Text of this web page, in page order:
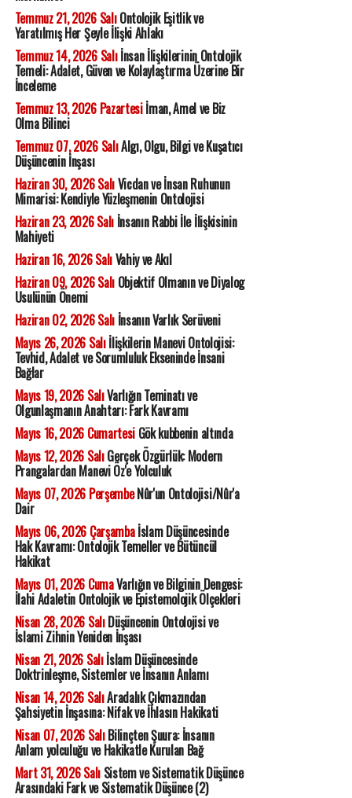
Temmuz 21, 2026 SalıOntolojik Eşitlik ve
Yaratılmış Her Şeyle İlişki Ahlakı
Temmuz 14, 2026 Salıİnsan İlişkilerinin Ontolojik
Temeli: Adalet, Güven ve Kolaylaştırma Üzerine Bir
İnceleme
Temmuz 13, 2026 Pazartesiİman, Amel ve Biz
Olma Bilinci
Temmuz 07, 2026 SalıAlgı, Olgu, Bilgi ve Kuşatıcı
Düşüncenin İnşası
Haziran 30, 2026 SalıVicdan ve İnsan Ruhunun
Mimarisi: Kendiyle Yüzleşmenin Ontolojisi
Haziran 23, 2026 Salıİnsanın Rabbi İle İlişkisinin
Mahiyeti
Haziran 16, 2026 SalıVahiy ve Akıl
Haziran 09, 2026 SalıObjektif Olmanın ve Diyalog
Usulünün Önemi
Haziran 02, 2026 Salıİnsanın Varlık Serüveni
Mayıs 26, 2026 Salıİlişkilerin Manevi Ontolojisi:
Tevhid, Adalet ve Sorumluluk Ekseninde İnsani
Bağlar
Mayıs 19, 2026 SalıVarlığın Teminatı ve
Olgunlaşmanın Anahtarı: Fark Kavramı
Mayıs 16, 2026 CumartesiGök kubbenin altında
Mayıs 12, 2026 SalıGerçek Özgürlük: Modern
Prangalardan Manevi Öz'e Yolculuk
Mayıs 07, 2026 PerşembeNûr'un Ontolojisi/Nûr'a
Dair
Mayıs 06, 2026 Çarşambaİslam Düşüncesinde
Hak Kavramı: Ontolojik Temeller ve Bütüncül
Hakikat
Mayıs 01, 2026 CumaVarlığın ve Bilginin Dengesi:
İlahi Adaletin Ontolojik ve Epistemolojik Ölçekleri
Nisan 28, 2026 SalıDüşüncenin Ontolojisi ve
İslami Zihnin Yeniden İnşası
Nisan 21, 2026 Salıİslam Düşüncesinde
Doktrinleşme, Sistemler ve İnsanın Anlamı
Nisan 14, 2026 SalıAradalık Çıkmazından
Şahsiyetin İnşasına: Nifak ve İhlasın Hakikati
Nisan 07, 2026 SalıBilinçten Şuura: İnsanın
Anlam yolculuğu ve Hakikatle Kurulan Bağ
Mart 31, 2026 SalıSistem ve Sistematik Düşünce
Arasındaki Fark ve Sistematik Düşünce (2)